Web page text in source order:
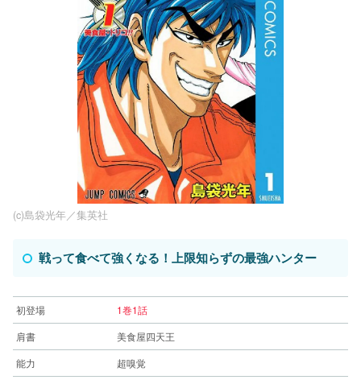
(c)島袋光年／集英社
戦って食べて強くなる！上限知らずの最強ハンター
初登場
1巻1話
肩書
美食屋四天王
能力
超嗅覚